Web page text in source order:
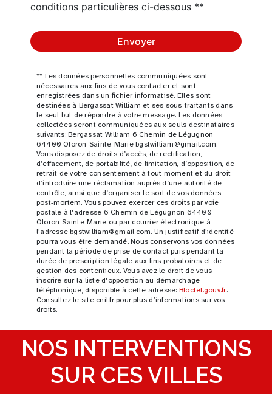
conditions particulières ci-dessous **
Envoyer
** Les données personnelles communiquées sont
nécessaires aux fins de vous contacter et sont
enregistrées dans un fichier informatisé. Elles sont
destinées à Bergassat William et ses sous-traitants dans
le seul but de répondre à votre message. Les données
collectées seront communiquées aux seuls destinataires
suivants: Bergassat William 6 Chemin de Légugnon
64400 Oloron-Sainte-Marie bgstwilliam@gmail.com.
Vous disposez de droits d’accès, de rectification,
d’effacement, de portabilité, de limitation, d’opposition, de
retrait de votre consentement à tout moment et du droit
d’introduire une réclamation auprès d’une autorité de
contrôle, ainsi que d’organiser le sort de vos données
post-mortem. Vous pouvez exercer ces droits par voie
postale à l'adresse 6 Chemin de Légugnon 64400
Oloron-Sainte-Marie ou par courrier électronique à
l'adresse bgstwilliam@gmail.com. Un justificatif d'identité
pourra vous être demandé. Nous conservons vos données
pendant la période de prise de contact puis pendant la
durée de prescription légale aux fins probatoires et de
gestion des contentieux. Vous avez le droit de vous
inscrire sur la liste d'opposition au démarchage
téléphonique, disponible à cette adresse: Bloctel.gouv.fr.
Consultez le site cnil.fr pour plus d’informations sur vos
droits.
NOS INTERVENTIONS
SUR CES VILLES